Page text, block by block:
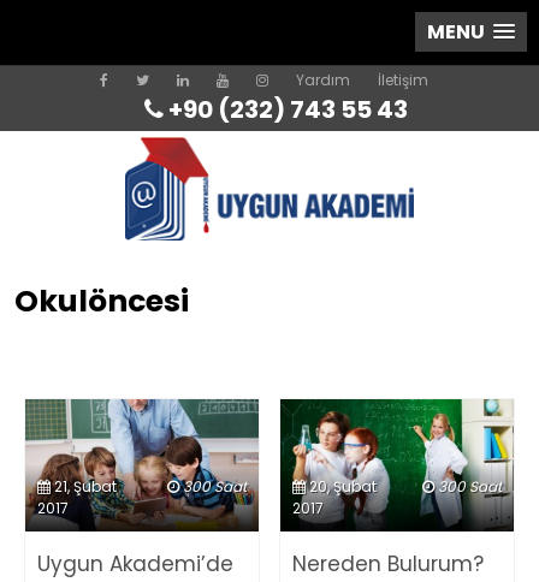
MENU
Yardım İletişim
+90 (232) 743 55 43
Okulöncesi
300 Saat
21, Şubat
2017
Uygun Akademi’de
300 Saat
20, Şubat
2017
Nereden Bulurum?